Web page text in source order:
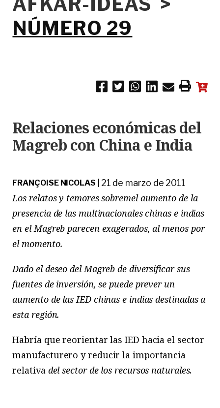
NÚMERO 29
Relaciones económicas del
Magreb con China e India
FRANÇOISE NICOLAS 21 de marzo de 2011
Los relatos y temores sobremel aumento de la
presencia de las multinacionales chinas e indias
en el Magreb parecen exagerados, al menos por
el momento.
Dado el deseo del Magreb de diversificar sus
fuentes de inversión, se puede prever un
aumento de las IED chinas e indias destinadas a
esta región.
Habría que reorientar las IED hacia el sector
manufacturero y reducir la importancia
relativa del sector de los recursos naturales.